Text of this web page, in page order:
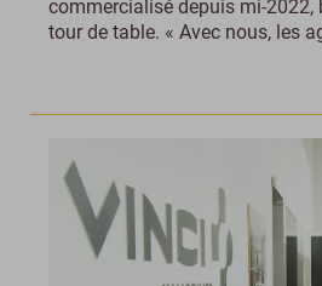
commercialisé depuis mi-2022,
tour de table. « Avec nous, les